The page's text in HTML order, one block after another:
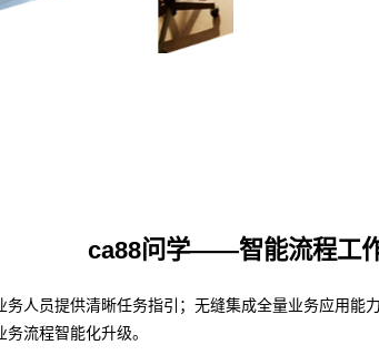
ca88问学——智能流程工
人员提供清晰任务指引；无缝集成全量业务应用
流程智能化升级。